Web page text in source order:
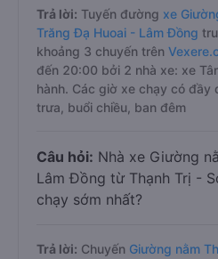
Trả lời: Tuyến đường xe
Trăng Đạ Huoai - Lâm Đồng
khoảng 3 chuyến trên
đến 20:00 bởi 2 nhà xe: xe
hành. Các giờ xe chạy có đầy
trưa, buổi chiều, ban đêm
Câu hỏi: Nhà xe Giường
Lâm Đồng từ Thạnh Trị -
chạy sớm nhất?
Trả lời: Chuyến Giường nằm